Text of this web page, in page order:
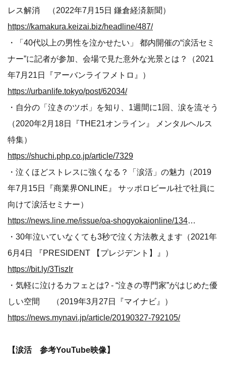
レス解消 （2022年7月15日 鎌倉経済新聞）
https://kamakura.keizai.biz/headline/487/
・「40代以上の男性を泣かせたい」 都内開催の“涙活セミ
ナー”に記者が参加、会場で見た意外な光景とは？（2021
年7月21日『アーバンライフメトロ』）
https://urbanlife.tokyo/post/62034/
・自分の「泣きのツボ」を知り、1週間に1回、涙を流そう
（2020年2月18日『THE21オンライン』 メンタルヘルス
特集）
https://shuchi.php.co.jp/article/7329
・泣くほどストレスに強くなる？「涙活」の魅力（2019
年7月15日『商業界ONLINE』 サッポロビール社で社員に
向けて涙活セミナー）
https://news.line.me/issue/oa-shogyokaionline/13430eac00d8
・30年泣いていなくても3秒で泣く方法教えます（2021年
6月4日 『PRESIDENT 【プレジデント】』）
https://bit.ly/3TiszIr
・気軽に泣けるカフェとは? - “泣きの専門家”がはじめた優
しい空間 （2019年3月27日『マイナビ』）
https://news.mynavi.jp/article/20190327-792105/
【涙活 参考YouTube映像】